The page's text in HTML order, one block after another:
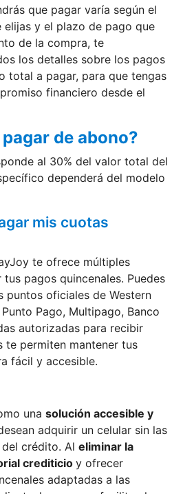
que pagar varía según el
elijas y el plazo de pago que
de la compra, te
los detalles sobre los pagos
total a pagar, para que tengas
financiero desde el
de abono?
al 30% del valor total del
dependerá del modelo
mis cuotas
te ofrece múltiples
pagos quincenales. Puedes
puntos oficiales de Western
Pago, Multipago, Banco
autorizadas para recibir
te permiten mantener tus
fácil y accesible.
una solución accesible y
adquirir un celular sin las
crédito. Al eliminar la
crediticio y ofrecer
adaptadas a las